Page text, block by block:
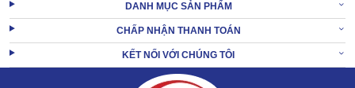
Karcher Puzzi 10/1 có thiết kế vị trí để dây phun, giá để phụ kiện
giúp máy luôn gọn gàng, tránh thất lạc phụ kiện.
Hệ thống bánh xe và tay xách giúp việc di chuyển dễ dàng. Các
chi tiết đều rất dễ tháo lắp, cách dùng dễ.
DANH MỤC SẢN PHẨM
CHẤP NHẬN THANH TOÁN
KẾT NỐI VỚI CHÚNG TÔI